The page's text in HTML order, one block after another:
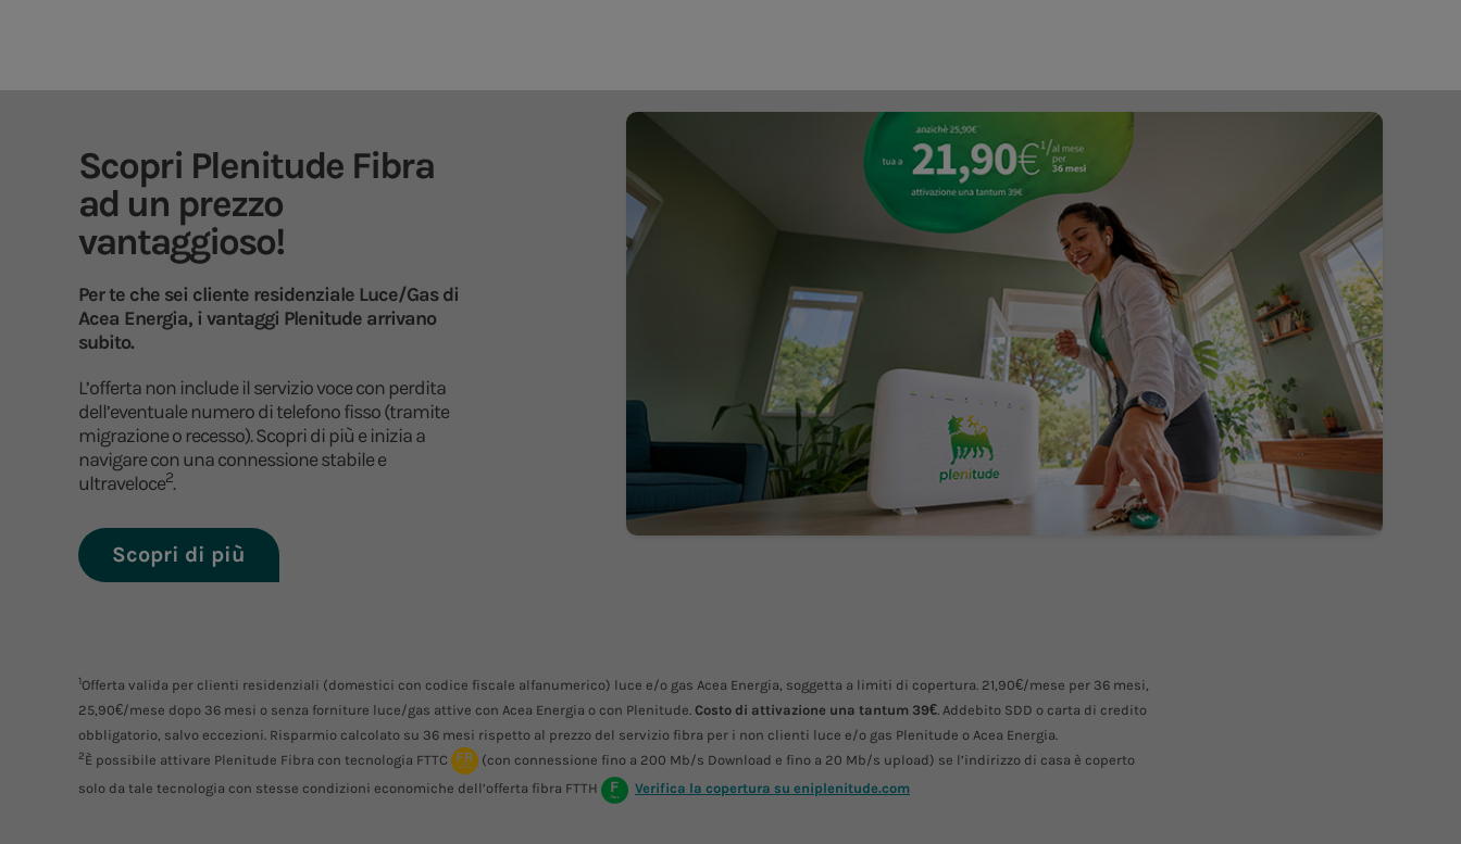
Scopri Plenitude Fibra
ad un prezzo
vantaggioso!
Per te che sei cliente residenziale Luce/Gas di
Acea Energia, i vantaggi Plenitude arrivano
subito.
L’offerta non include il servizio voce con perdita
dell’eventuale numero di telefono fisso (tramite
migrazione o recesso). Scopri di più e inizia a
navigare con una connessione stabile e
ultraveloce2.
Scopri di più
1Offerta valida per clienti residenziali (domestici con codice fiscale alfanumerico) luce e/o gas Acea Energia, soggetta a limiti di copertura. 21,90€/mese per 36 mesi,
25,90€/mese dopo 36 mesi o senza forniture luce/gas attive con Acea Energia o con Plenitude. Costo di attivazione una tantum 39€. Addebito SDD o carta di credito
obbligatorio, salvo eccezioni. Risparmio calcolato su 36 mesi rispetto al prezzo del servizio fibra per i non clienti luce e/o gas Plenitude o Acea Energia.
2È possibile attivare Plenitude Fibra con tecnologia FTTC
(con connessione fino a 200 Mb/s Download e fino a 20 Mb/s upload) se l’indirizzo di casa è coperto
solo da tale tecnologia con stesse condizioni economiche dell’offerta fibra FTTH
Verifica la copertura su eniplenitude.com